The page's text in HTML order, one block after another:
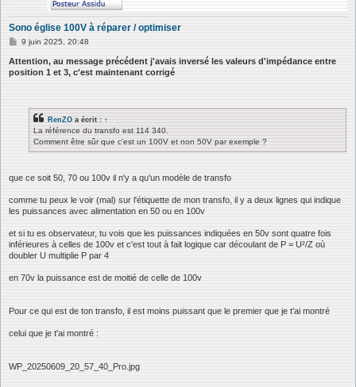
Sono église 100V à réparer / optimiser
M
s
s
9 juin 2025, 20:48
Attention, au message précédent j'avais inversé les valeurs d'impédance entre
position 1 et 3, c'est maintenant corrigé
RenZO a écrit : ↑
La référence du transfo est 114 340.
Comment être sûr que c'est un 100V et non 50V par exemple ?
que ce soit 50, 70 ou 100v il n'y a qu'un modèle de transfo
comme tu peux le voir (mal) sur l'étiquette de mon transfo, il y a deux lignes qui indique
les puissances avec alimentation en 50 ou en 100v
et si tu es observateur, tu vois que les puissances indiquées en 50v sont quatre fois
inférieures à celles de 100v et c'est tout à fait logique car découlant de P = U²/Z où
doubler U multiplie P par 4
en 70v la puissance est de moitié de celle de 100v
Pour ce qui est de ton transfo, il est moins puissant que le premier que je t'ai montré
celui que je t'ai montré :
WP_20250609_20_57_40_Pro.jpg